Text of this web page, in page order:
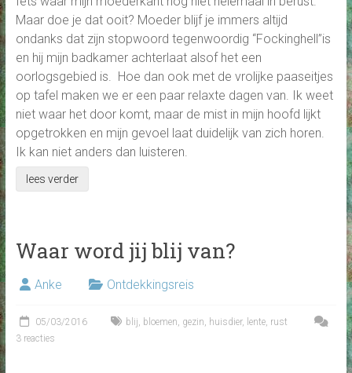
Maar doe je dat ooit? Moeder blijf je immers altijd
ondanks dat zijn stopwoord tegenwoordig “Fockinghell”is
en hij mijn badkamer achterlaat alsof het een
oorlogsgebied is. Hoe dan ook met de vrolijke paaseitjes
op tafel maken we er een paar relaxte dagen van. Ik weet
niet waar het door komt, maar de mist in mijn hoofd lijkt
opgetrokken en mijn gevoel laat duidelijk van zich horen.
Ik kan niet anders dan luisteren.
lees verder
Waar word jij blij van?
Anke Ontdekkingsreis
05/03/2016 blij, bloemen, gezin, huisdier, lente, rust
3 reacties